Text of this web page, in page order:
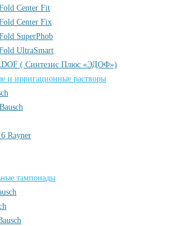
Center Fit
Center Fix
SuperPhob
UltraSmart
( Синтезис Плюс «ЭДОФ»)
и ирригационные растворы
Rayner
тампонады